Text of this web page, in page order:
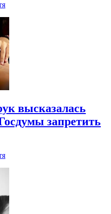
высказалась
запретить